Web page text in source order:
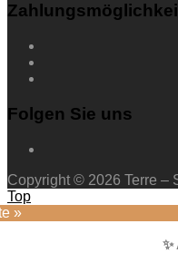
Folgen Sie uns
Copyright © 2026 Terre –
Top
»